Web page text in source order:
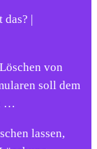
das? |
von
soll dem
…
lassen,